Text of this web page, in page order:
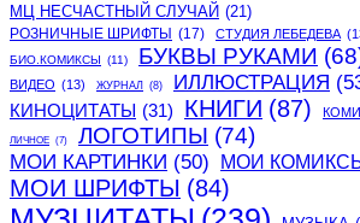
МЦ НЕСЧАСТНЫЙ СЛУЧАЙ (21)
РОЗНИЧНЫЕ ШРИФТЫ (17) СТУДИЯ ЛЕБЕДЕВА
БИО.КОМИКСЫ (11) БУКВЫ РУКАМИ
ВИДЕО (13) ЖУРНАЛ (8) ИЛЛЮСТРАЦИЯ
КИНОЦИТАТЫ (31) КНИГИ (87)
ЛИЧНОЕ (7) ЛОГОТИПЫ (74)
МОИ КАРТИНКИ (50) МОИ
МОИ ШРИФТЫ (84)